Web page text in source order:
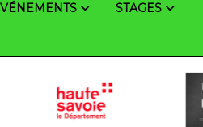
STAGES